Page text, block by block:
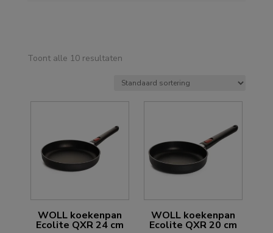
Toont alle 10 resultaten
WOLL koekenpan
Ecolite QXR 24 cm
WOLL koekenpan
Ecolite QXR 20 cm